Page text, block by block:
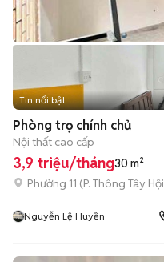
Tin nổi bật
Phòng trọ chính chủ
Nội thất cao cấp
3,9 triệu/tháng30 m²
Phường 11 (P. Thông Tây Hội
Nguyễn Lệ Huyền